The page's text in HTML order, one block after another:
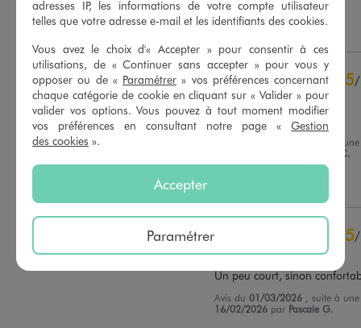
Basé sur 42
avis soumis à un
contrôle
Voir tous les avis sur ce site
5étoiles
28
4étoiles
12
3étoiles
2
2étoiles
0
1étoile 0
Trier les avis
Utile(0) Signaler
5/
Avis vérifié et récompensé
Jolie et confort
, suite à
Clementine C.
5/
Avis vérifié et récompensé
Un peu court, sinon
Avis du01/03/2026
, suite à
16/02/2026 par Pascale G.
adresses IP, les informations de votre compte utilisateur
telles que votre adresse e-mail et les identifiants des cookies.
Vous avez le choix d'« Accepter » pour consentir à ces
utilisations, de « Continuer sans accepter » pour vous y
opposer ou de « Paramétrer » vos préférences concernant
chaque catégorie de cookie en cliquant sur « Valider » pour
valider vos options. Vous pouvez à tout moment modifier
vos préférences en consultant notre page « Gestion
des cookies ».
Accepter
Paramétrer